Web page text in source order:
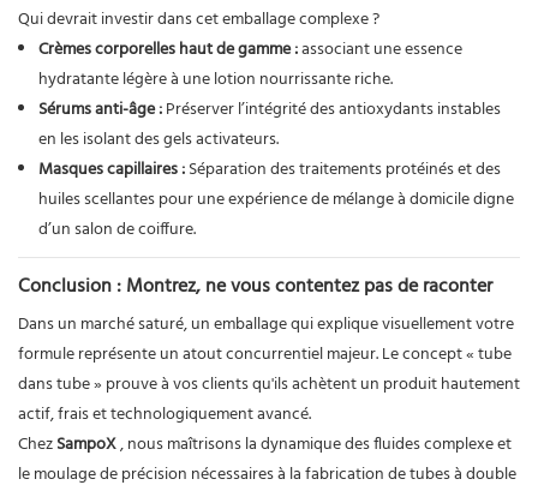
Qui devrait investir dans cet emballage complexe ?
Crèmes corporelles haut de gamme :associant une essence
hydratante légère à une lotion nourrissante riche.
Sérums anti-âge :Préserver l’intégrité des antioxydants instables
en les isolant des gels activateurs.
Masques capillaires :Séparation des traitements protéinés et des
huiles scellantes pour une expérience de mélange à domicile digne
d’un salon de coiffure.
Conclusion : Montrez, ne vous contentez pas de raconter
Dans un marché saturé, un emballage qui explique visuellement votre
formule représente un atout concurrentiel majeur. Le concept « tube
dans tube » prouve à vos clients qu'ils achètent un produit hautement
actif, frais et technologiquement avancé.
ChezSampoX, nous maîtrisons la dynamique des fluides complexe et
le moulage de précision nécessaires à la fabrication de tubes à double